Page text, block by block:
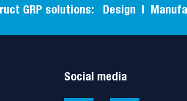
solutions: Design |
Social media